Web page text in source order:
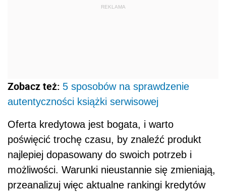
REKLAMA
Zobacz też: 5 sposobów na sprawdzenie
autentyczności książki serwisowej
Oferta kredytowa jest bogata, i warto
poświęcić trochę czasu, by znaleźć produkt
najlepiej dopasowany do swoich potrzeb i
możliwości. Warunki nieustannie się zmieniają,
przeanalizuj więc aktualne rankingi kredytów